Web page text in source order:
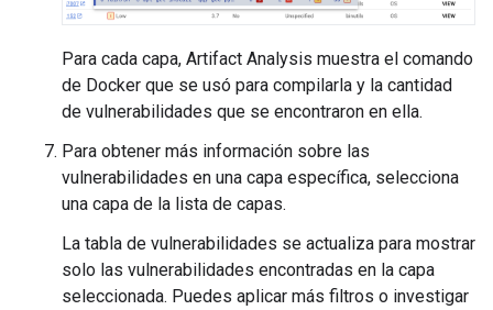
Para cada capa, Artifact Analysis muestra el comando
de Docker que se usó para compilarla y la cantidad
de vulnerabilidades que se encontraron en ella.
Para obtener más información sobre las
vulnerabilidades en una capa específica, selecciona
una capa de la lista de capas.
La tabla de vulnerabilidades se actualiza para mostrar
solo las vulnerabilidades encontradas en la capa
seleccionada. Puedes aplicar más filtros o investigar